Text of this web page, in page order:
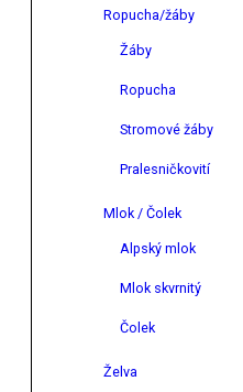
Ropucha/žáby
Žáby
Ropucha
Stromové žáby
Pralesničkovití
Mlok / Čolek
Alpský mlok
Mlok skvrnitý
Čolek
Želva